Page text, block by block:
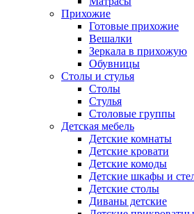
Прихожие
Готовые прихожие
Вешалки
Зеркала в прихожую
Обувницы
Столы и стулья
Столы
Стулья
Столовые группы
Детская мебель
Детские комнаты
Детские кровати
Детские комоды
Детские шкафы и
Детские столы
Диваны детские